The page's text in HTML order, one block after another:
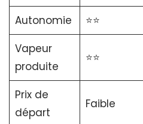
Autonomie ⭐⭐
Vapeur
produite
⭐⭐
Prix de
départ
Faible